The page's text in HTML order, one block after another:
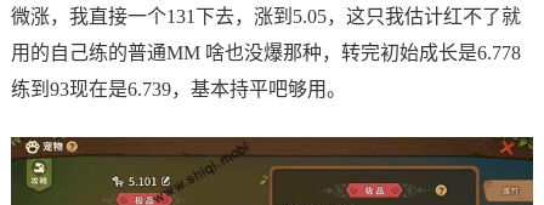
微涨，我直接一个131下去，涨到5.05，这只我估计红不了就
用的自己练的普通MM 啥也没爆那种，转完初始成长是6.778
练到93现在是6.739，基本持平吧够用。